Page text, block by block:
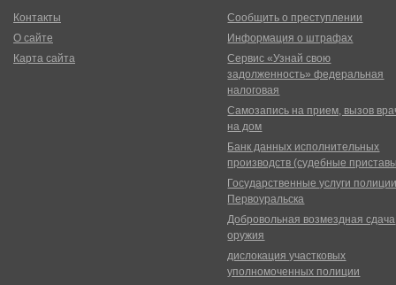
Контакты
О сайте
Карта сайта
Сообщить о преступлении
Информация о штрафах
Сервис «Узнай свою
задолженность» федеральная
налоговая
Самозапись на прием, вызов
на дом
Банк данных исполнительных
производств (судебные
Государственные услуги
Первоуральска
Добровольная возмездная сдача
оружия
дислокация участковых
уполномоченных полиции